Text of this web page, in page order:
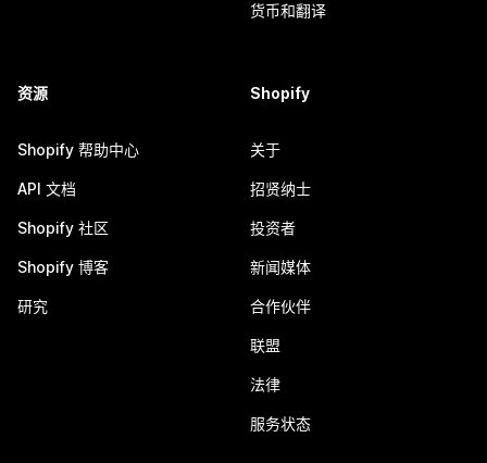
货币和翻译
资源
Shopify 帮助中心
API 文档
Shopify 社区
Shopify 博客
研究
Shopify
关于
招贤纳士
投资者
新闻媒体
合作伙伴
联盟
法律
服务状态